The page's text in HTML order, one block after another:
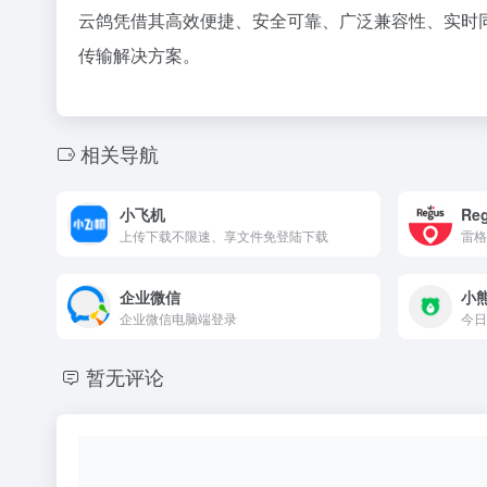
云鸽凭借其高效便捷、安全可靠、广泛兼容性、实
传输解决方案。
相关导航
小飞机
上传下载不限速、享文件免登陆下载
企业微信
企业微信电脑端登录
小
今
暂无评论